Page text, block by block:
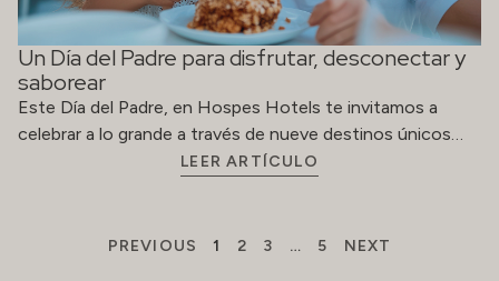
Un Día del Padre para disfrutar, desconectar y
saborear
Este Día del Padre, en Hospes Hotels te invitamos a
celebrar a lo grande a través de nueve destinos únicos…
LEER ARTÍCULO
PREVIOUS 1 2 3 … 5 NEXT